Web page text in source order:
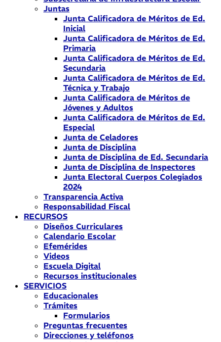
Juntas
Junta Calificadora de Méritos de Ed.
Inicial
Junta Calificadora de Méritos de Ed.
Primaria
Junta Calificadora de Méritos de Ed.
Secundaria
Junta Calificadora de Méritos de Ed.
Técnica y Trabajo
Junta Calificadora de Méritos de
Jóvenes y Adultos
Junta Calificadora de Méritos de Ed.
Especial
Junta de Celadores
Junta de Disciplina
Junta de Disciplina de Ed. Secundaria
Junta de Disciplina de Inspectores
Junta Electoral Cuerpos Colegiados
2024
Transparencia Activa
Responsabilidad Fiscal
RECURSOS
Diseños Curriculares
Calendario Escolar
Efemérides
Videos
Escuela Digital
Recursos institucionales
SERVICIOS
Educacionales
Trámites
Formularios
Preguntas frecuentes
Direcciones y teléfonos